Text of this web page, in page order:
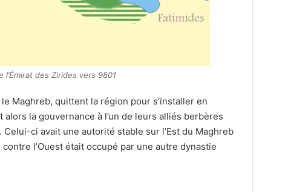
l’Émirat des Zirides vers 9801
Maghreb, quittent la région pour s’installer en
la gouvernance à l’un de leurs alliés berbères
ci avait une autorité stable sur l’Est du Maghreb
l’Ouest était occupé par une autre dynastie